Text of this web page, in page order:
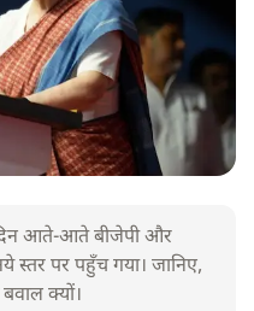
आते-आते बीजेपी और
स्तर पर पहुँच गया। जानिए,
क्यों।